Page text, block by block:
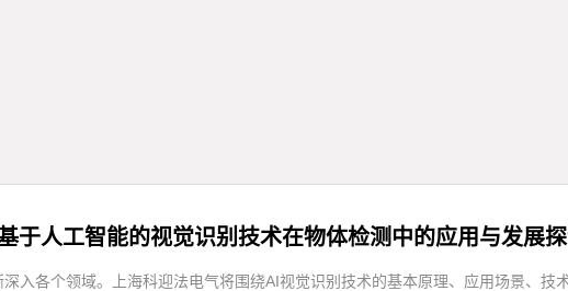
于人工智能的视觉识别技术在物体检测中的应用与发展
入各个领域。上海科迎法电气将围绕AI视觉识别技术的基本原理、应用场景、技